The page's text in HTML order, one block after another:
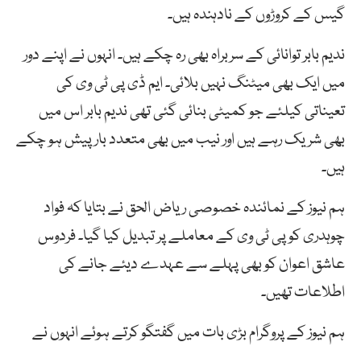
گیس کے کروڑوں کے نادہندہ ہیں۔
ندیم بابر توانائی کے سربراہ بھی رہ چکے ہیں۔ انہوں نے اپنے دور
میں ایک بھی میٹنگ نہیں بلائی۔ ایم ڈی پی ٹی وی کی
تعیناتی کیلئے جو کمیٹی بنائی گئی تھی ندیم بابر اس میں
بھی شریک رہے ہیں اور نیب میں بھی متعدد بار پیش ہو چکے
ہیں۔
ہم نیوز کے نمائندہ خصوصی ریاض الحق نے بتایا کہ فواد
چوہدری کو پی ٹی وی کے معاملے پر تبدیل کیا گیا۔ فردوس
عاشق اعوان کو بھی پہلے سے عہدے دیئے جانے کی
اطلاعات تھیں۔
ہم نیوز کے پروگرام بڑی بات میں گفتگو کرتے ہوئے انہوں نے